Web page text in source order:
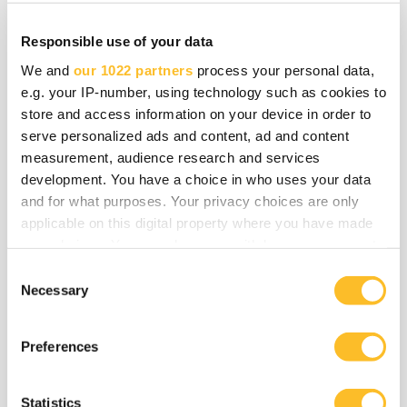
Responsible use of your data
We and our 1022 partners process your personal data,
e.g. your IP-number, using technology such as cookies to
store and access information on your device in order to
serve personalized ads and content, ad and content
measurement, audience research and services
development. You have a choice in who uses your data
and for what purposes. Your privacy choices are only
applicable on this digital property where you have made
the Privacy trigger icon.
Collect information about your geographical
meters
Necessary
Preferences
Statistics
Suomen metsäosaaminen kiinnostaa
maailmalla – kanadalainen Ken Day on
jo kolmannella opintomatkallaan
08.06.2026 ICT ja digitalisaatio
Kiteen lentokentän